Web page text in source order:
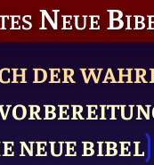
Neue
DER
NEUE BIBEL